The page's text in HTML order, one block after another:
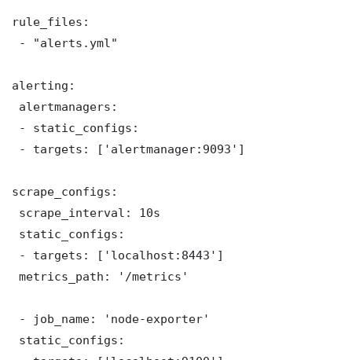
rule_files:
- "alerts.yml"
alerting:
alertmanagers:
- static_configs:
- targets: ['alertmanager:9093']
scrape_configs:
scrape_interval: 10s
static_configs:
- targets: ['localhost:8443']
metrics_path: '/metrics'
- job_name: 'node-exporter'
static_configs: